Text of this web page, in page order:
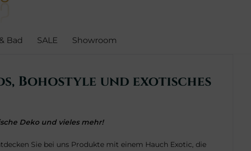
Bad SALE Showroom
Bohostyle und exotisches
Deko und vieles mehr!
Sie bei uns Produkte mit einem Hauch Exotic, die